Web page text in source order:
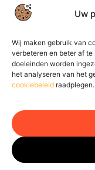
Uw
Wij maken gebruik van
verbeteren en beter af
doeleinden worden
het analyseren van het
cookiebeleid raadplegen.